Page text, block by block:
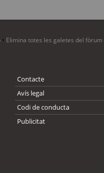
• Elimina totes les galetes del fòrum
Contacte
Avís legal
Codi de conducta
Publicitat